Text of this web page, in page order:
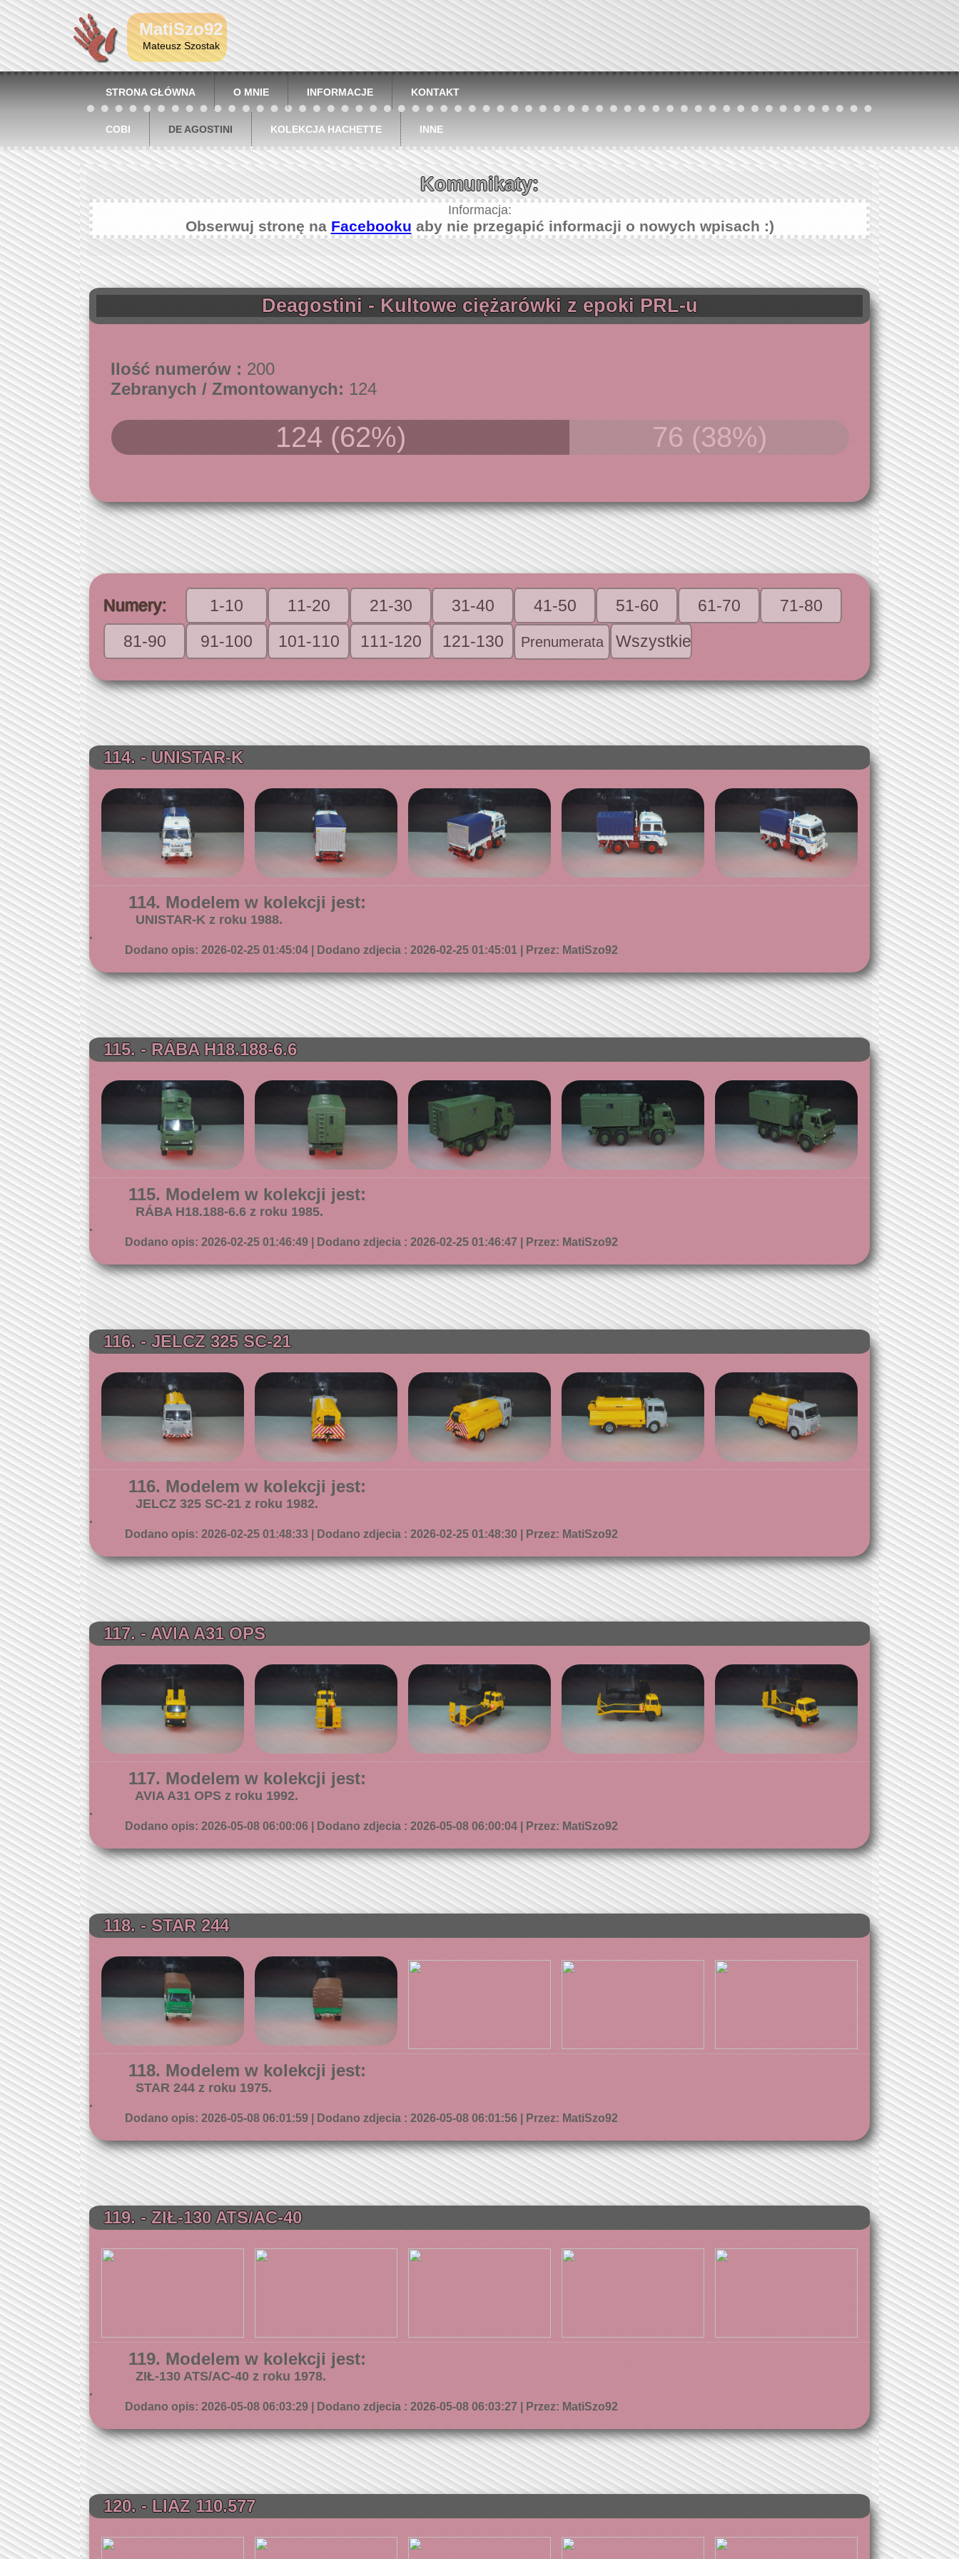
MatiSzo92
Mateusz Szostak
STRONA GŁÓWNA O MNIE INFORMACJE KONTAKT
COBI DE AGOSTINI KOLEKCJA HACHETTE INNE
Komunikaty:
Informacja:
Obserwuj stronę na Facebooku aby nie przegapić informacji o nowych wpisach :)
Deagostini - Kultowe ciężarówki z epoki PRL-u
Ilość numerów : 200
Zebranych / Zmontowanych: 124
124 (62%) 76 (38%)
Numery: 1-10 11-20 21-30 31-40 41-50 51-60 61-70
71-80
81-90
91-100 101-110 111-120 121-130 Prenumerata Wszystkie
114. - UNISTAR-K
114. Modelem w kolekcji jest:
UNISTAR-K z roku 1988.
.
Dodano opis: 2026-02-25 01:45:04 | Dodano zdjecia : 2026-02-25 01:45:01 | Przez: MatiSzo92
115. - RÁBA H18.188-6.6
115. Modelem w kolekcji jest:
RÁBA H18.188-6.6 z roku 1985.
.
Dodano opis: 2026-02-25 01:46:49 | Dodano zdjecia : 2026-02-25 01:46:47 | Przez: MatiSzo92
116. - JELCZ 325 SC-21
116. Modelem w kolekcji jest:
JELCZ 325 SC-21 z roku 1982.
.
Dodano opis: 2026-02-25 01:48:33 | Dodano zdjecia : 2026-02-25 01:48:30 | Przez: MatiSzo92
117. - AVIA A31 OPS
117. Modelem w kolekcji jest:
AVIA A31 OPS z roku 1992.
.
Dodano opis: 2026-05-08 06:00:06 | Dodano zdjecia : 2026-05-08 06:00:04 | Przez: MatiSzo92
118. - STAR 244
118. Modelem w kolekcji jest:
STAR 244 z roku 1975.
.
Dodano opis: 2026-05-08 06:01:59 | Dodano zdjecia : 2026-05-08 06:01:56 | Przez: MatiSzo92
119. - ZIŁ-130 ATS/AC-40
119. Modelem w kolekcji jest:
ZIŁ-130 ATS/AC-40 z roku 1978.
.
Dodano opis: 2026-05-08 06:03:29 | Dodano zdjecia : 2026-05-08 06:03:27 | Przez: MatiSzo92
120. - LIAZ 110.577